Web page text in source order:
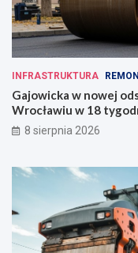
INFRASTRUKTURA
Gajowicka w nowej
Wrocławiu w 18
8 sierpnia 2026